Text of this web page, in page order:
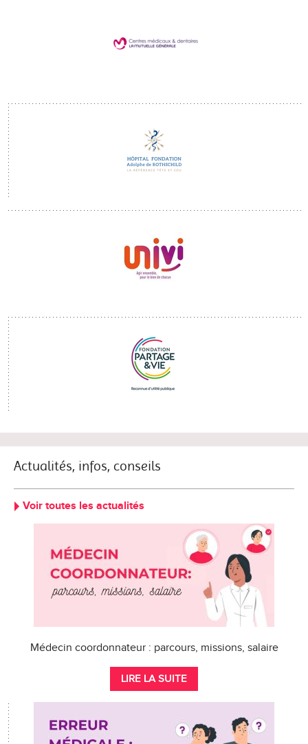
Actualités, infos, conseils
Voir toutes les actualités
Médecin coordonnateur : parcours, missions, salaire
LIRE LA SUITE